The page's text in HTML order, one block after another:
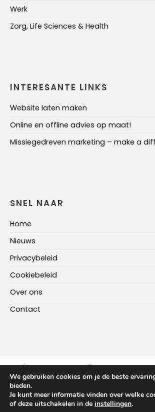
Werk
Zorg, Life Sciences & Health
INTERESANTE LINKS
Website laten maken
Online en offline advies op maat!
Missiegedreven marketing – make a
SNEL NAAR
Home
Nieuws
Privacybeleid
Cookiebeleid
Over ons
Contact
FACEBOOK INSTAGRAM
HOME NIEUWS OVER ONS
We gebruiken cookies om je de beste
bieden.
Je kunt meer informatie vinden over welke
of deze uitschakelen in de instellingen.